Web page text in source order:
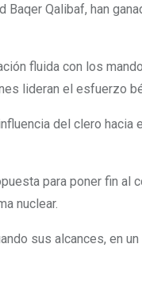
Qalibaf, han
fluida con los
lideran el esfuerzo
del clero
para poner fin
nuclear.
sus alcances, en